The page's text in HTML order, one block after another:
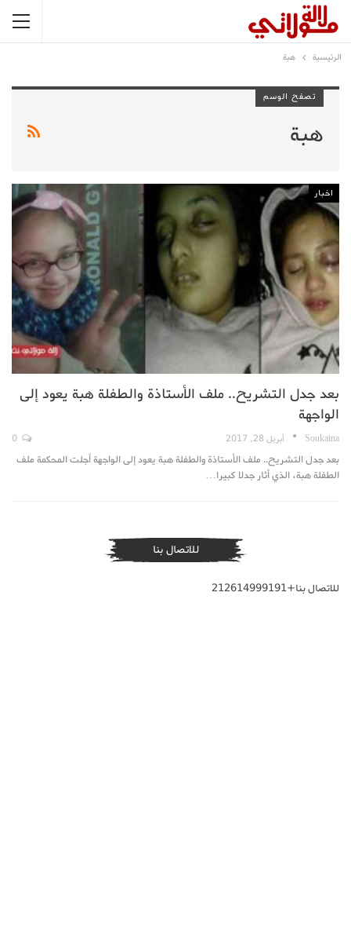
الرئيسية هبة
تصفح الوسم
هبة
اخبار
بعد جدل التشريح.. ملف الأستاذة والطفلة هبة يعود إلى
الواجهة
Soukaina أبريل 28, 2017
بعد جدل التشريح.. ملف الأستاذة والطفلة هبة يعود إلى الواجهة أجلت المحكمة ملف
الطفلة هبة، الذي أثار جدلا كبيرا…
للاتصال بنا
للاتصال بنا+212614999191